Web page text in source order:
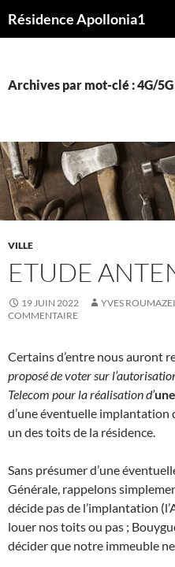
auRésidence Apollonia1
Archives par mot-clé : 4G/5G
VILLE
ETUDE
19 JUIN 2022 YVES
COMMENTAIRE
Certains d’entre nous auront
proposé de voter sur
Telecom pour la réalisation d’
d’une éventuelle implantation
un des toits de la résidence.
Sans présumer d’une
Générale, rappelons
décide pas de l’implantation
louer nos toits ou pas ;
décider que notre immeuble